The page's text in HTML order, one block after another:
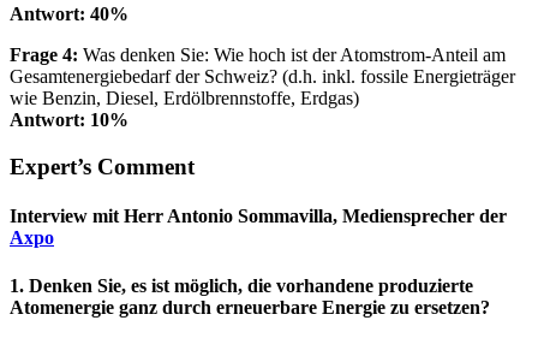
Antwort: 40%
Frage 4: Was denken Sie: Wie hoch ist der Atomstrom-Anteil am
Gesamtenergiebedarf der Schweiz? (d.h. inkl. fossile Energieträger
wie Benzin, Diesel, Erdölbrennstoffe, Erdgas)
Antwort: 10%
Expert’s Comment
Interview mit Herr Antonio Sommavilla, Mediensprecher der
Axpo
1. Denken Sie, es ist möglich, die vorhandene produzierte
Atomenergie ganz durch erneuerbare Energie zu ersetzen?